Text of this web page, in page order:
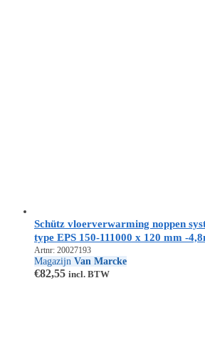
Schütz vloerverwarming noppen
type EPS 150-111000 x 120 mm -
Artnr: 20027193
Magazijn Van Marcke
€82,55 incl. BTW